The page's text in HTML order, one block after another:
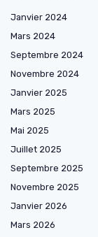
Janvier 2024
Mars 2024
Septembre 2024
Novembre 2024
Janvier 2025
Mars 2025
Mai 2025
Juillet 2025
Septembre 2025
Novembre 2025
Janvier 2026
Mars 2026